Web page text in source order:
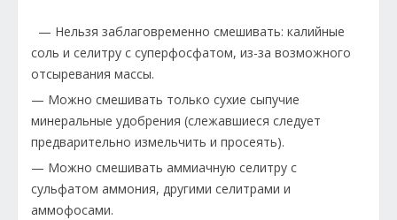
— Нельзя заблаговременно смешивать: калийные
соль и селитру с суперфосфатом, из-за возможного
отсыревания массы.
— Можно смешивать только сухие сыпучие
минеральные удобрения (слежавшиеся следует
предварительно измельчить и просеять).
— Можно смешивать аммиачную селитру с
сульфатом аммония, другими селитрами и
аммофосами.